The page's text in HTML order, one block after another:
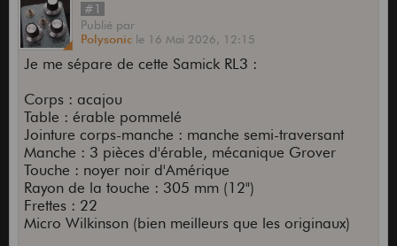
#1
Publié par
Polysonic le 16 Mai 2026, 12:15
Je me sépare de cette Samick RL3 :
Corps : acajou
Table : érable pommelé
Jointure corps-manche : manche semi-traversant
Manche : 3 pièces d'érable, mécanique Grover
Touche : noyer noir d'Amérique
Rayon de la touche : 305 mm (12")
Frettes : 22
Micro Wilkinson (bien meilleurs que les originaux)